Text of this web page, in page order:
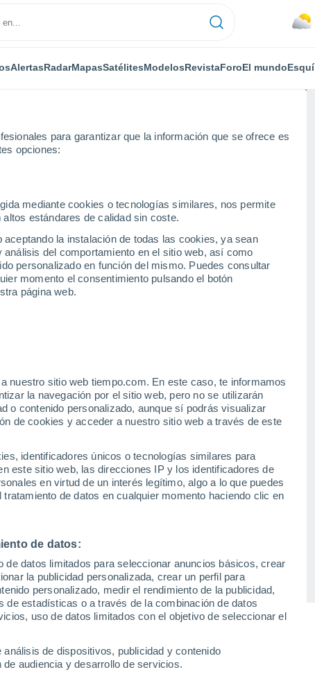
para garantizar que la información que se ofrece es
opciones:
mediante cookies o tecnologías similares, nos permite
estándares de calidad sin coste.
la instalación de todas las cookies, ya sean
del comportamiento en el sitio web, así como
personalizado en función del mismo. Puedes consultar
momento el consentimiento pulsando el botón
página web.
nuestro sitio web tiempo.com. En este caso, te informamos
la navegación por el sitio web, pero no se utilizarán
o contenido personalizado, aunque sí podrás visualizar
de cookies y acceder a nuestro sitio web a través de este
identificadores únicos o tecnologías similares para
este sitio web, las direcciones IP y los identificadores de
en virtud de un interés legítimo, algo a lo que puedes
de datos en cualquier momento haciendo clic en
de datos:
datos limitados para seleccionar anuncios básicos, crear
la publicidad personalizada, crear un perfil para
personalizado, medir el rendimiento de la publicidad,
de estadísticas o a través de la combinación de datos
uso de datos limitados con el objetivo de seleccionar el
de dispositivos, publicidad y contenido
audiencia y desarrollo de servicios.
AlertasRadarMapasSatélitesModelosRevistaForoEl mundoEsquí
Hoy
8 Ago
Mañana
9 Ago
Lunes
10 Ago
Espesor de nieve en la base
Espesor de nieve en la parte superior -